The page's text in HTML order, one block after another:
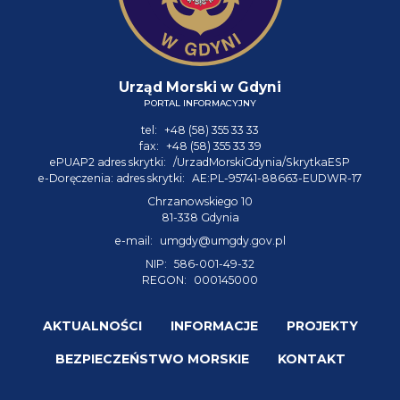
Urząd Morski w Gdyni
PORTAL INFORMACYJNY
tel: +48 (58) 355 33 33
fax: +48 (58) 355 33 39
ePUAP2 adres skrytki: /UrzadMorskiGdynia/SkrytkaESP
e-Doręczenia: adres skrytki: AE:PL-95741-88663-EUDWR-17
Chrzanowskiego 10
81-338 Gdynia
e-mail:
umgdy@umgdy.gov.pl
NIP: 586-001-49-32
REGON:
000145000
AKTUALNOŚCI INFORMACJE PROJEKTY
BEZPIECZEŃSTWO MORSKIE KONTAKT